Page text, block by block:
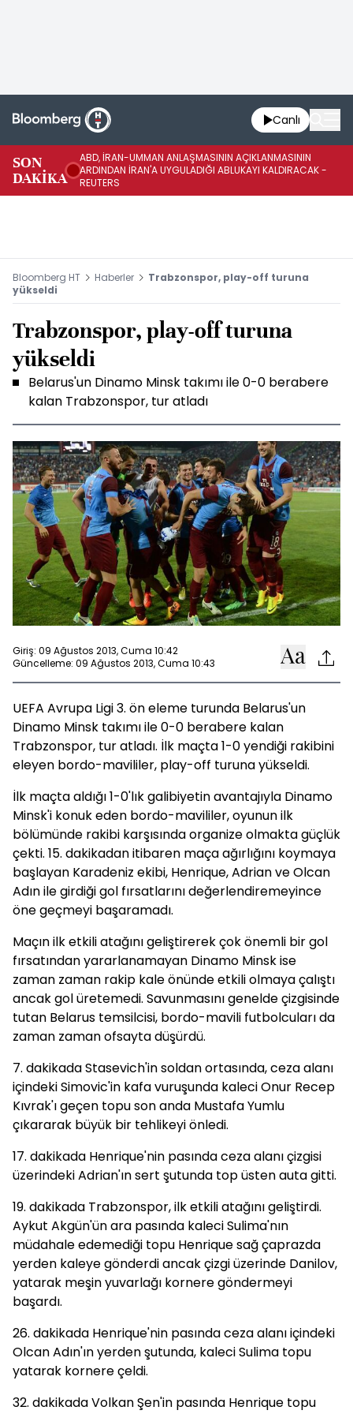
Canlı
SON
DAKİKA
ABD, İRAN-UMMAN ANLAŞMASININ AÇIKLANMASININ
ARDINDAN İRAN'A UYGULADIĞI ABLUKAYI KALDIRACAK -
REUTERS
Bloomberg HT Haberler
Trabzonspor, play-off turuna
yükseldi
Trabzonspor, play-off turuna
yükseldi
Belarus'un Dinamo Minsk takımı ile 0-0 berabere
kalan Trabzonspor, tur atladı
Giriş: 09 Ağustos 2013, Cuma 10:42
Güncelleme: 09 Ağustos 2013, Cuma 10:43
UEFA Avrupa Ligi 3. ön eleme turunda Belarus'un
Dinamo Minsk takımı ile 0-0 berabere kalan
Trabzonspor, tur atladı. İlk maçta 1-0 yendiği rakibini
eleyen bordo-mavililer, play-off turuna yükseldi.
İlk maçta aldığı 1-0'lık galibiyetin avantajıyla Dinamo
Minsk'i konuk eden bordo-mavililer, oyunun ilk
bölümünde rakibi karşısında organize olmakta güçlük
çekti. 15. dakikadan itibaren maça ağırlığını koymaya
başlayan Karadeniz ekibi, Henrique, Adrian ve Olcan
Adın ile girdiği gol fırsatlarını değerlendiremeyince
öne geçmeyi başaramadı.
Maçın ilk etkili atağını geliştirerek çok önemli bir gol
fırsatından yararlanamayan Dinamo Minsk ise
zaman zaman rakip kale önünde etkili olmaya çalıştı
ancak gol üretemedi. Savunmasını genelde çizgisinde
tutan Belarus temsilcisi, bordo-mavili futbolcuları da
zaman zaman ofsayta düşürdü.
7. dakikada Stasevich'in soldan ortasında, ceza alanı
içindeki Simovic'in kafa vuruşunda kaleci Onur Recep
Kıvrak'ı geçen topu son anda Mustafa Yumlu
çıkararak büyük bir tehlikeyi önledi.
17. dakikada Henrique'nin pasında ceza alanı çizgisi
üzerindeki Adrian'ın sert şutunda top üsten auta gitti.
19. dakikada Trabzonspor, ilk etkili atağını geliştirdi.
Aykut Akgün'ün ara pasında kaleci Sulima'nın
müdahale edemediği topu Henrique sağ çaprazda
yerden kaleye gönderdi ancak çizgi üzerinde Danilov,
yatarak meşin yuvarlağı kornere göndermeyi
başardı.
26. dakikada Henrique'nin pasında ceza alanı içindeki
Olcan Adın'ın yerden şutunda, kaleci Sulima topu
yatarak kornere çeldi.
32. dakikada Volkan Şen'in pasında Henrique topu